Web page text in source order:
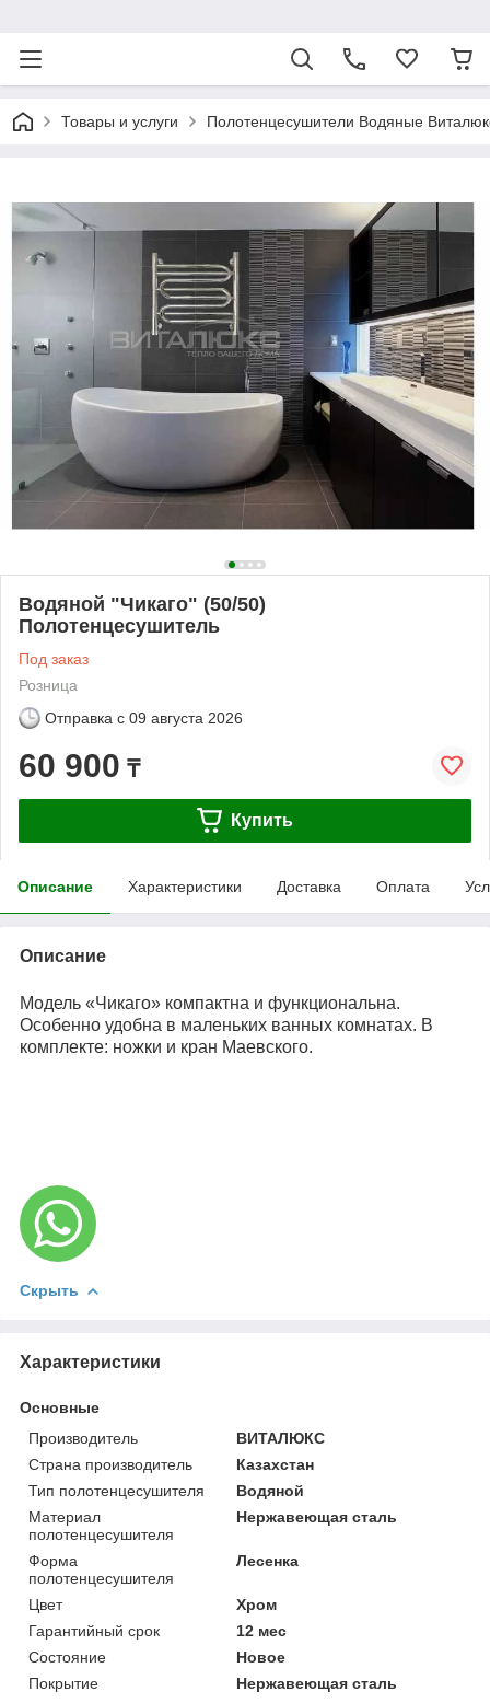
Товары и услуги Полотенцесушители Водяные
Водяной "Чикаго" (50/50)
Полотенцесушитель
Под заказ
Розница
Отправка с 09 августа 2026
60 900 ₸
Купить
Описание Характеристики Доставка Оплата
Описание
Модель «Чикаго» компактна и функциональна.
Особенно удобна в маленьких ванных комнатах. В
комплекте: ножки и кран Маевского.
Скрыть
Характеристики
Основные
Производитель
ВИТАЛЮКС
Страна производитель
Казахстан
Тип полотенцесушителя
Водяной
Материал
полотенцесушителя
Нержавеющая сталь
Форма
полотенцесушителя
Лесенка
Цвет
Хром
Гарантийный срок
12 мес
Состояние
Новое
Покрытие
Нержавеющая сталь